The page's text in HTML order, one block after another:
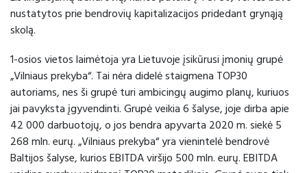
nustatytos prie bendrovių kapitalizacijos pridedant grynąją
skolą.
1-osios vietos laimėtoja yra Lietuvoje įsikūrusi įmonių grupė
„Vilniaus prekyba“. Tai nėra didelė staigmena TOP30
autoriams, nes ši grupė turi ambicingų augimo planų, kuriuos
jai pavyksta įgyvendinti. Grupė veikia 6 šalyse, joje dirba apie
42 000 darbuotojų, o jos bendra apyvarta 2020 m. siekė 5
268 mln. eurų. „Vilniaus prekyba“ yra vienintelė bendrovė
Baltijos šalyse, kurios EBITDA viršijo 500 mln. eurų. EBITDA